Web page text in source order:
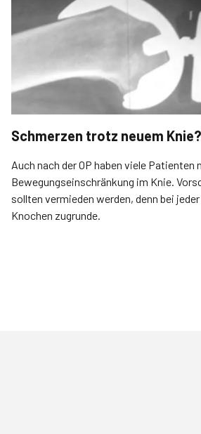
Schmerzen trotz neuem Knie?
Auch nach der OP haben viele Patienten
Bewegungseinschränkung im Knie.
sollten vermieden werden, denn bei
Knochen zugrunde.